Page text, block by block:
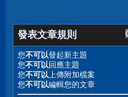
發表文章規則
您不可以發起新主題
您不可以回應主題
您不可以 上傳附加檔案
您不可以編輯您的文章